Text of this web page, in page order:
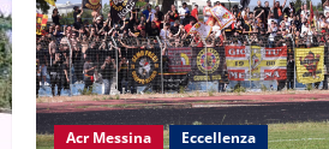
Acr Messina Eccellenza